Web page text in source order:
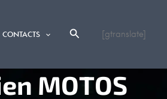
CONTACTS [gtranslate]
MOTOS